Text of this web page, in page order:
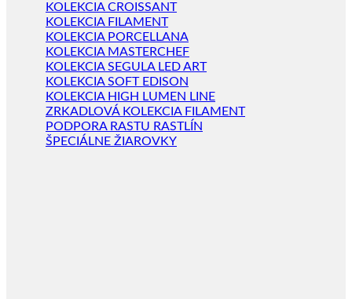
KOLEKCIA CROISSANT
KOLEKCIA FILAMENT
KOLEKCIA PORCELLANA
KOLEKCIA MASTERCHEF
KOLEKCIA SEGULA LED ART
KOLEKCIA SOFT EDISON
KOLEKCIA HIGH LUMEN LINE
ZRKADLOVÁ KOLEKCIA FILAMENT
PODPORA RASTU RASTLÍN
ŠPECIÁLNE ŽIAROVKY